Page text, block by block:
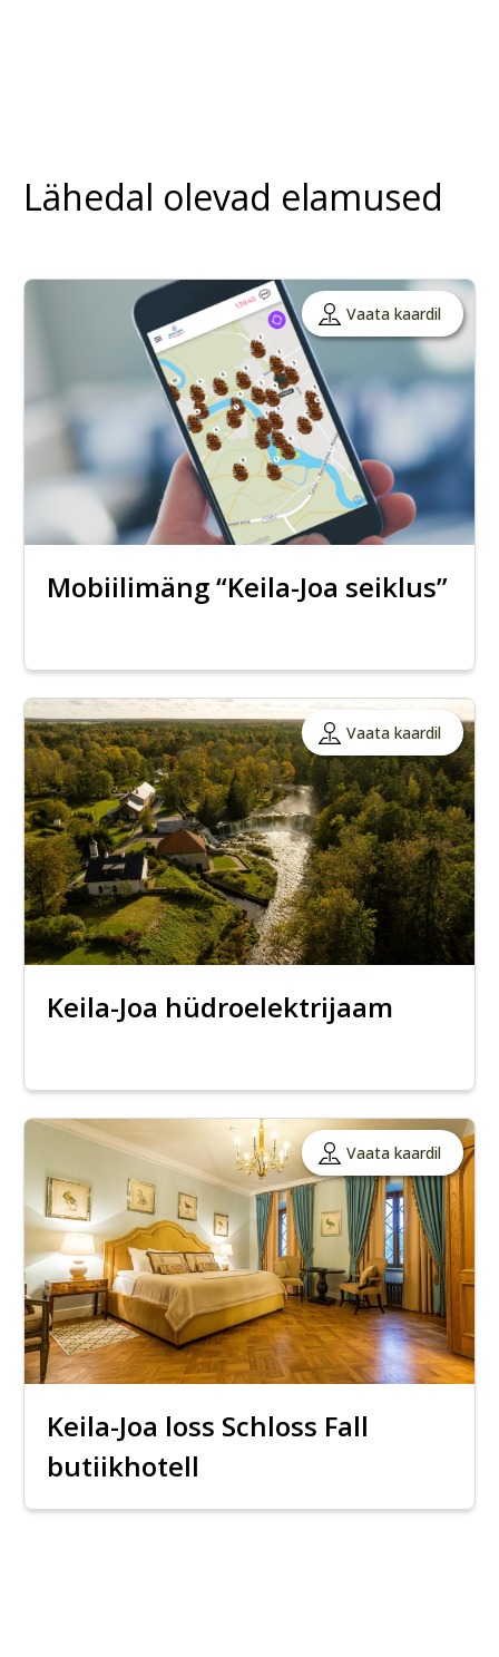
Lähedal olevad elamused
Vaata kaardil
Mobiilimäng “Keila-Joa seiklus”
Vaata kaardil
Keila-Joa hüdroelektrijaam
Vaata kaardil
Keila-Joa loss Schloss Fall
butiikhotell